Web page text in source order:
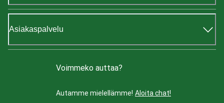
Asiakaspalvelu
Voimmeko auttaa?
Autamme mielellämme! Aloita chat!